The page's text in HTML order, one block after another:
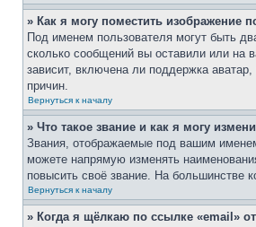
» Как я могу поместить изображение
Под именем пользователя могут быть
сколько сообщений вы оставили или на
зависит, включена ли поддержка
причин.
Вернуться к началу
» Что такое звание и как я могу
Звания, отображаемые под вашим
можете напрямую изменять
повысить своё звание. На большинстве
Вернуться к началу
» Когда я щёлкаю по ссылке «email»